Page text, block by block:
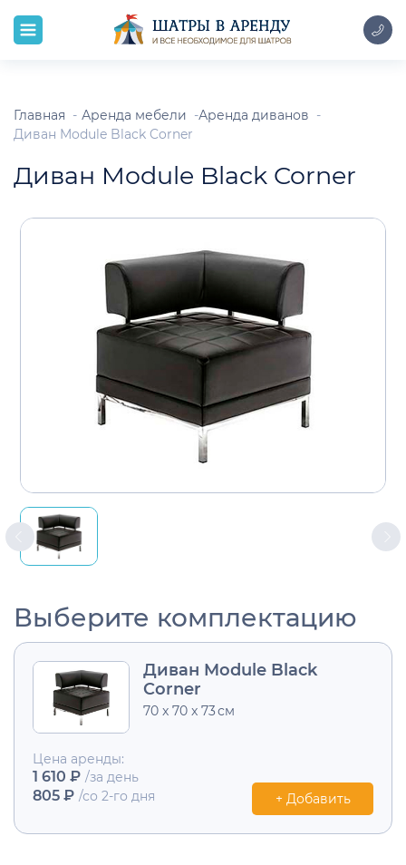
Главная Аренда мебели
Аренда диванов
Диван Module Black Corner
Диван Module Black Corner
Выберите комплектацию
Диван Module Black
Corner
70 x 70 x 73 см
Цена аренды:
1 610 ₽ /за день
805 ₽ /со 2-го дня + Добавить